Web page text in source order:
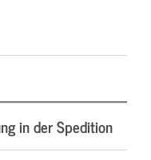
in der Spedition